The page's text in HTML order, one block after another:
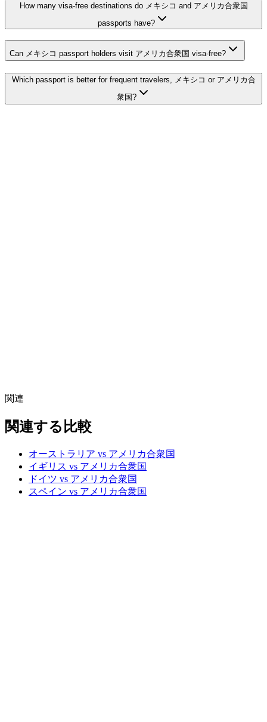
How many visa-free destinations do メキシコ and アメリカ合衆国
passports have?
Can メキシコ passport holders visit アメリカ合衆国 visa-free?
Which passport is better for frequent travelers, メキシコ or アメリカ合
衆国?
関連
関連する比較
オーストラリア vs アメリカ合衆国
イギリス vs アメリカ合衆国
ドイツ vs アメリカ合衆国
スペイン vs アメリカ合衆国